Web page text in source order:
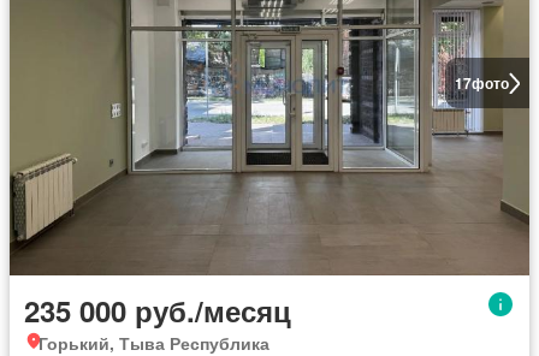
17фото
235 000 руб./месяц
Горький, Тыва Республика